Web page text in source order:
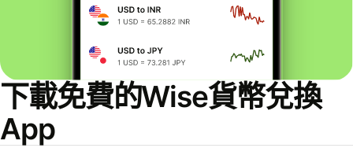
下載免費的Wise貨幣兌換
App